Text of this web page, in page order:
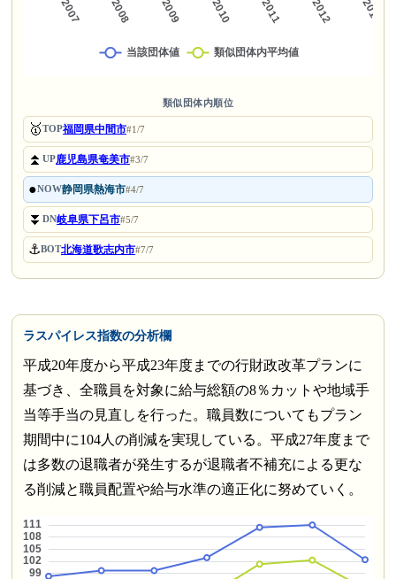
類似団体内順位
🥇TOP福岡県中間市#1/7
⏫UP鹿児島県奄美市#3/7
●NOW静岡県熱海市#4/7
⏬DN岐阜県下呂市#5/7
⚓BOT北海道歌志内市#7/7
ラスパイレス指数の分析欄
平成20年度から平成23年度までの行財政改革プランに
基づき、全職員を対象に給与総額の8％カットや地域手
当等手当の見直しを行った。職員数についてもプラン
期間中に104人の削減を実現している。平成27年度まで
は多数の退職者が発生するが退職者不補充による更な
る削減と職員配置や給与水準の適正化に努めていく。